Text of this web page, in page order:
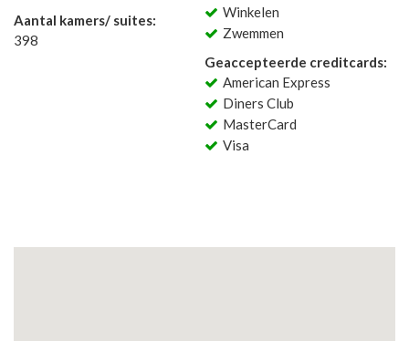
Aantal kamers/ suites:
398
Winkelen
Zwemmen
Geaccepteerde creditcards:
American Express
Diners Club
MasterCard
Visa